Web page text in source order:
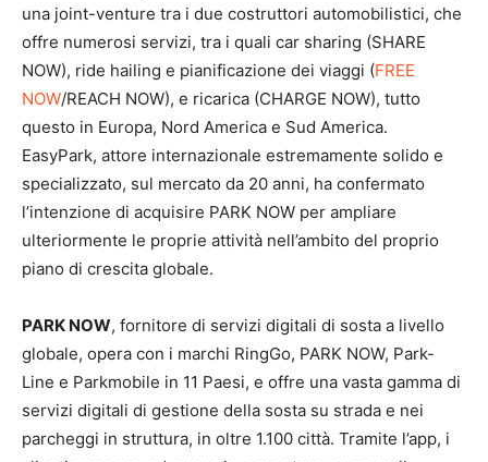
una joint-venture tra i due costruttori automobilistici, che
offre numerosi servizi, tra i quali car sharing (SHARE
NOW), ride hailing e pianificazione dei viaggi (FREE
NOW/REACH NOW), e ricarica (CHARGE NOW), tutto
questo in Europa, Nord America e Sud America.
EasyPark, attore internazionale estremamente solido e
specializzato, sul mercato da 20 anni, ha confermato
l’intenzione di acquisire PARK NOW per ampliare
ulteriormente le proprie attività nell’ambito del proprio
piano di crescita globale.
PARK NOW, fornitore di servizi digitali di sosta a livello
globale, opera con i marchi RingGo, PARK NOW, Park-
Line e Parkmobile in 11 Paesi, e offre una vasta gamma di
servizi digitali di gestione della sosta su strada e nei
parcheggi in struttura, in oltre 1.100 città. Tramite l’app, i